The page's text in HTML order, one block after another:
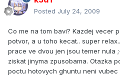
Posted July 24, 2009
Co me na tom bavi? Kazdej vecer
potvor, a u toho kecat.. super
prace ve dvou jen jsou temer nula
ziskat jinyma zpusobama. Otazka
poctu hotovych ghuntu neni vubec